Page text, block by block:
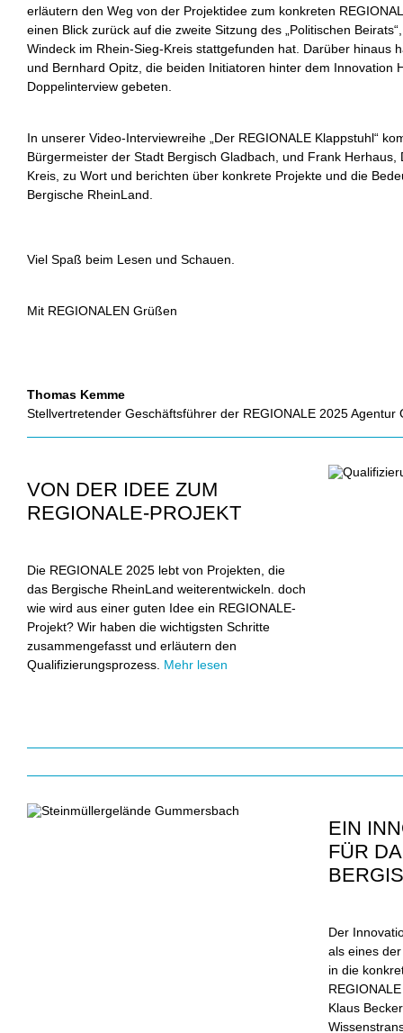
erläutern den Weg von der Projektidee zum konkreten
einen Blick zurück auf die zweite Sitzung des „Politischen
Windeck im Rhein-Sieg-Kreis stattgefunden hat. Darüber hinaus
und Bernhard Opitz, die beiden Initiatoren hinter dem Innovation
Doppelinterview gebeten.
In unserer Video-Interviewreihe „Der REGIONALE Klappstuhl“
Bürgermeister der Stadt Bergisch Gladbach, und Frank
Kreis, zu Wort und berichten über konkrete Projekte und die
Bergische RheinLand.
Viel Spaß beim Lesen und Schauen.
Mit REGIONALEN Grüßen
Thomas Kemme
Stellvertretender Geschäftsführer der REGIONALE 2025 Agentur
VON DER IDEE ZUM
REGIONALE-PROJEKT
Die REGIONALE 2025 lebt von Projekten, die
das Bergische RheinLand weiterentwickeln. doch
wie wird aus einer guten Idee ein REGIONALE-
Projekt? Wir haben die wichtigsten Schritte
zusammengefasst und erläutern den
Qualifizierungsprozess. Mehr lesen
EIN
FÜR
Der
als eines
in die
Klaus